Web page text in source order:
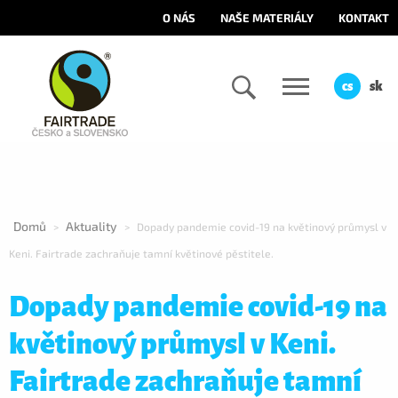
O NÁS NAŠE MATERIÁLY KONTAKT
cs sk
Domů > Aktuality > Dopady pandemie covid-19 na květinový průmysl v
Keni. Fairtrade zachraňuje tamní květinové pěstitele.
Dopady pandemie covid-19 na
květinový průmysl v Keni.
Fairtrade zachraňuje tamní